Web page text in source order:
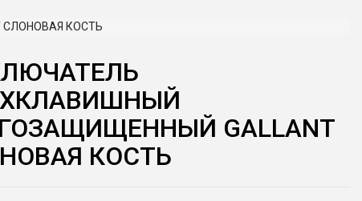
КОСТЬ
GALLANT
КОСТЬ